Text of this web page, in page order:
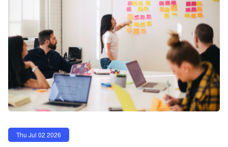
Thu Jul 02 2026